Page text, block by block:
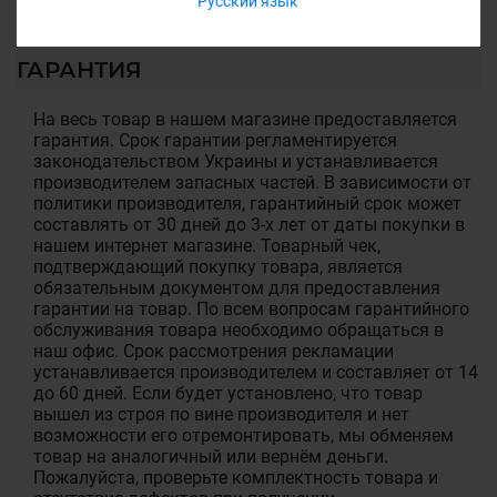
ГАРАНТИЯ
На весь товар в нашем магазине предоставляется
гарантия. Срок гарантии регламентируется
законодательством Украины и устанавливается
производителем запасных частей. В зависимости от
политики производителя, гарантийный срок может
составлять от 30 дней до 3-х лет от даты покупки в
нашем интернет магазине. Товарный чек,
подтверждающий покупку товара, является
обязательным документом для предоставления
гарантии на товар. По всем вопросам гарантийного
обслуживания товара необходимо обращаться в
наш офис. Срок рассмотрения рекламации
устанавливается производителем и составляет от 14
до 60 дней. Если будет установлено, что товар
вышел из строя по вине производителя и нет
возможности его отремонтировать, мы обменяем
товар на аналогичный или вернём деньги.
Пожалуйста, проверьте комплектность товара и